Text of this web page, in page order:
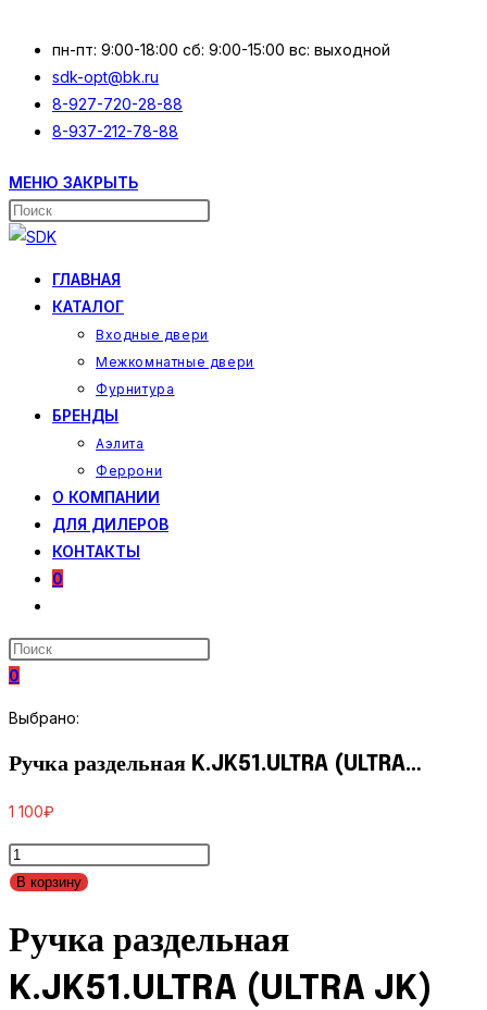
содержимому
пн-пт: 9:00-18:00 сб: 9:00-15:00 вс: выходной
sdk-opt@bk.ru
8-927-720-28-88
8-937-212-78-88
МЕНЮ ЗАКРЫТЬ
Поиск
на
ГЛАВНАЯ
КАТАЛОГ
Входные двери
Межкомнатные двери
Фурнитура
БРЕНДЫ
Аэлита
Феррони
О КОМПАНИИ
ДЛЯ ДИЛЕРОВ
КОНТАКТЫ
0
ПО
САЙТУ
0
Выбрано:
Ручка раздельная K.JK51.ULTRA (ULTRA…
1 100₽
Количество
товара
раздельная
K.JK51.ULTRA
(ULTRA
В корзину
Ручка раздельная
K.JK51.ULTRA (ULTRA JK)